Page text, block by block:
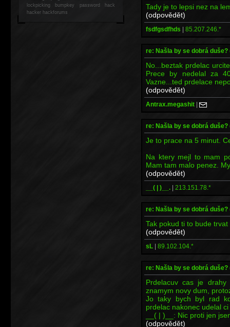
Tady je to lepsi nez na
(odpovědět)
fsdfgsdfhds | 85.207.246.*
re: Našla by se dobrá
No...beztak prdelac
Prece by nedelal za
Vazne...ted prdelace
(odpovědět)
Antrax.megashit |
re: Našla by se dobrá
Je to prace na 5 minut.
Na ktery mejl to mam
Mam tam malo penez.
(odpovědět)
__( | )__. | 213.151.78.*
re: Našla by se dobrá
Tak pokud ti to bude
(odpovědět)
sL | 89.102.104.*
re: Našla by se dobrá
Prdelacuv cas je
znamym novy dum,
Jo taky bych byl rad
prdelac nakonec udelal
__( | )__: Nic proti jen
(odpovědět)
lockpicking bumpkey password hack
hackerhackforums